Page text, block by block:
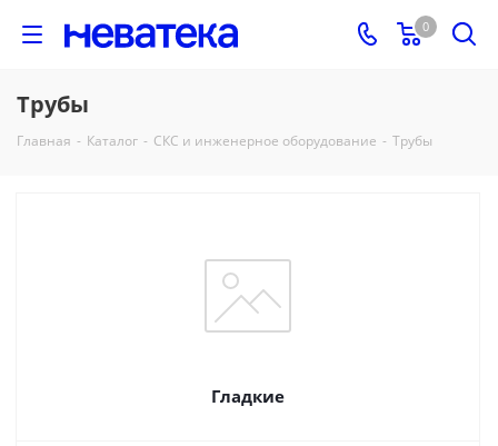
0
Трубы
Главная - Каталог - СКС и инженерное оборудование - Трубы
Гладкие